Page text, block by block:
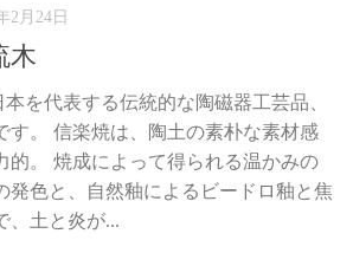
2月24日
木
を代表する伝統的な陶磁器工芸品、
す。 信楽焼は、陶土の素朴な素材感
的。 焼成によって得られる温かみの
発色と、自然釉によるビードロ釉と焦
、土と炎が...